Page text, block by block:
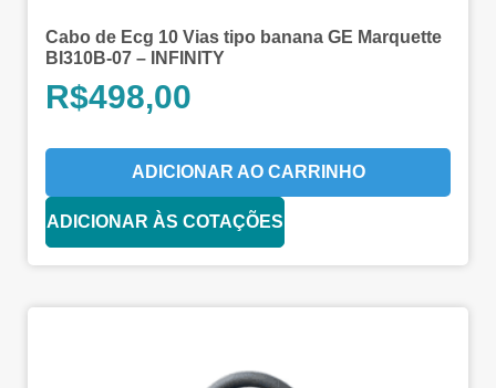
Cabo de Ecg 10 Vias tipo banana GE Marquette
BI310B-07 – INFINITY
R$498,00
ADICIONAR AO CARRINHO
ADICIONAR ÀS COTAÇÕES